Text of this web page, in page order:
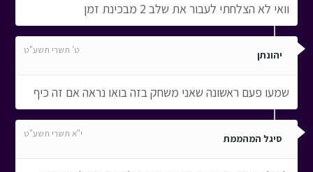
וואי לא הצלחתי לעבור את שלב 2 מבכינת זמן
יהונתן ט' תשרי תשע"ט
שמעו פעם ראשונה שאני משחק בזה בואו נראה אם זה כיף
סיגל המהממת י"א תשרי תשע"ט